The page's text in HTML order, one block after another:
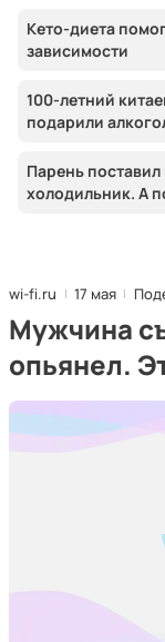
Кето-диета
зависимости
100-летний
подарили
Парень поставил
холодильник. А
wi-fi.ru 17 мая
Мужчина
опьянел.